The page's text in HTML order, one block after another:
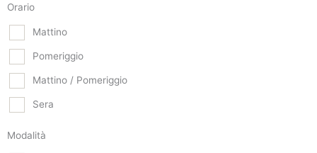
Orario
Mattino
Pomeriggio
Mattino / Pomeriggio
Sera
Modalità